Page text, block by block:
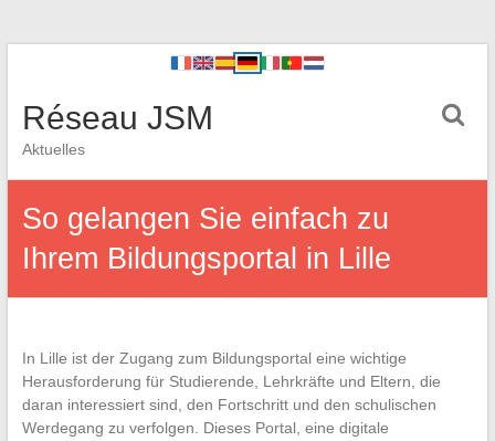
Réseau JSM
Aktuelles
So gelangen Sie einfach zu
Ihrem Bildungsportal in Lille
In Lille ist der Zugang zum Bildungsportal eine wichtige
Herausforderung für Studierende, Lehrkräfte und Eltern, die
daran interessiert sind, den Fortschritt und den schulischen
Werdegang zu verfolgen. Dieses Portal, eine digitale